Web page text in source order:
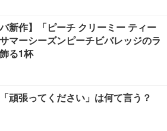
バ新作】「ピーチ クリーミー ティー
マーシーズンピーチビバレッジのラ
る1杯
頑張ってください」は何て言う？